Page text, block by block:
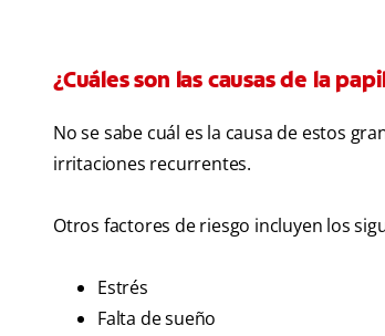
¿Cuáles son las causas de la
No se sabe cuál es la causa de estos
irritaciones recurrentes.
Otros factores de riesgo incluyen los
Estrés
Falta de sueño